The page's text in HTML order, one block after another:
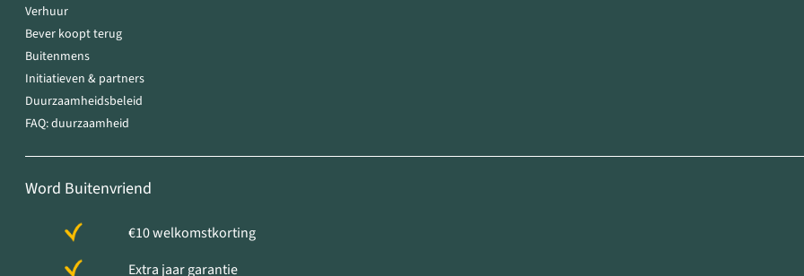
Verhuur
Bever koopt terug
Buitenmens
Initiatieven & partners
Duurzaamheidsbeleid
FAQ: duurzaamheid
Word Buitenvriend
€10 welkomstkorting
Extra jaar garantie